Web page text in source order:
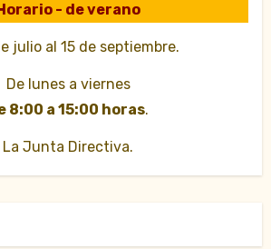
- de verano
julio al 15 de septiembre.
De lunes a viernes
8:00 a 15:00 horas.
La Junta Directiva.